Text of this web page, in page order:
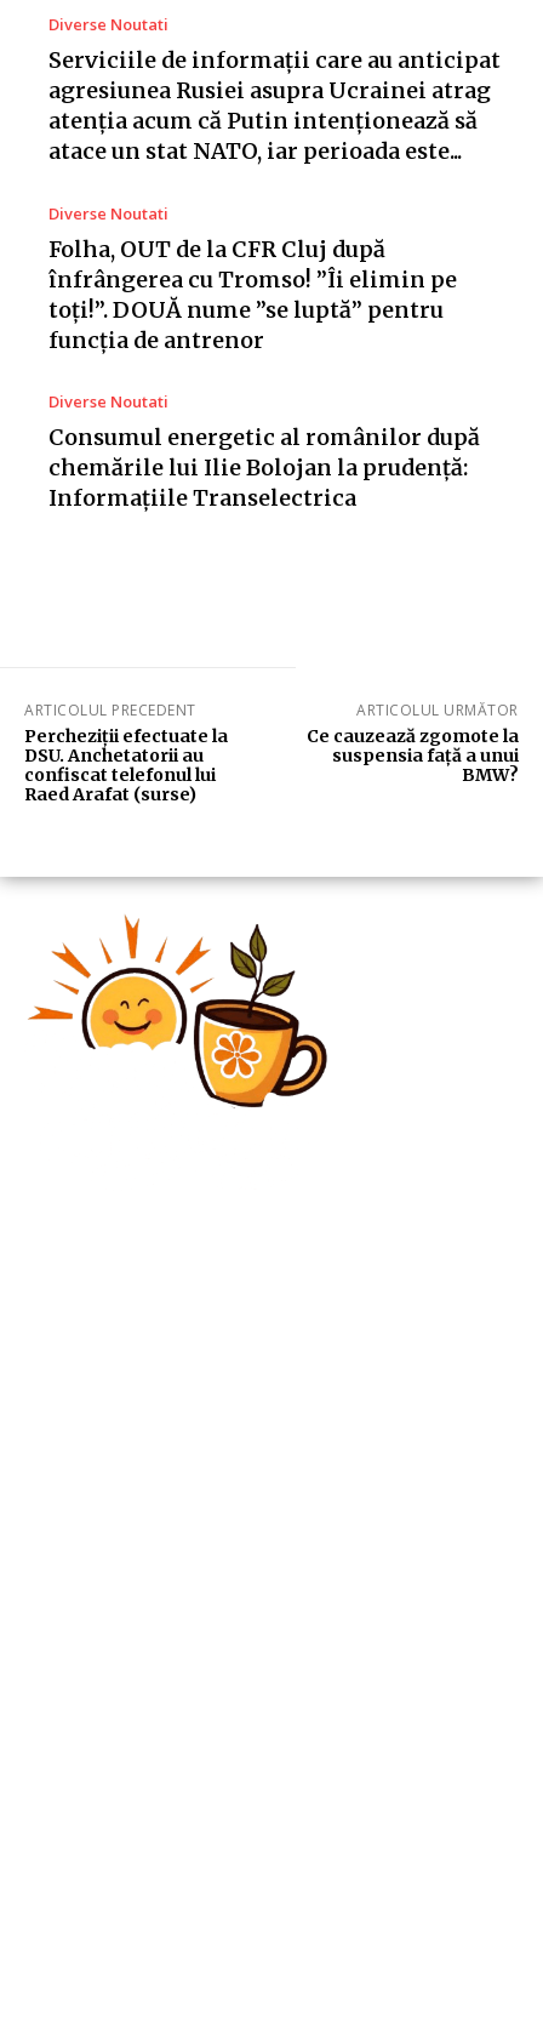
Diverse Noutati
Serviciile de informații care au anticipat
agresiunea Rusiei asupra Ucrainei atrag
atenția acum că Putin intenționează să
atace un stat NATO, iar perioada este...
Diverse Noutati
Folha, OUT de la CFR Cluj după
înfrângerea cu Tromso! ”Îi elimin pe
toți!”. DOUĂ nume ”se luptă” pentru
funcția de antrenor
Diverse Noutati
Consumul energetic al românilor după
chemările lui Ilie Bolojan la prudență:
Informațiile Transelectrica
ARTICOLUL PRECEDENT
Percheziții efectuate la
DSU. Anchetatorii au
confiscat telefonul lui
Raed Arafat (surse)
ARTICOLUL URMĂTOR
Ce cauzează zgomote la
suspensia față a unui
BMW?